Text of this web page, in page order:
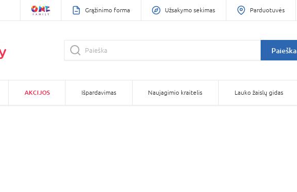
Grąžinimo forma Užsakymo sekimas Parduotuvės
Paieška
AKCIJOS Išpardavimas Naujagimio kraitelis Lauko žaislų gidas